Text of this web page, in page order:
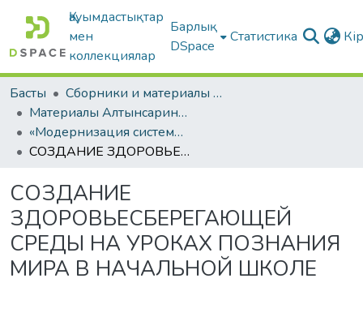
Қауымдастықтар
мен
коллекциялар
Барлық
DSpace
Статистика
Басты
Сборники и материалы конференций
Материалы Алтынсаринских педагогических чтений
«Модернизация системы образования как основа устойчивого развития казахстанского общества»
СОЗДАНИЕ ЗДОРОВЬЕСБЕРЕГАЮЩЕЙ СРЕДЫ НА УРОКАХ ПОЗНАНИЯ МИРА В НАЧАЛЬНОЙ ШКОЛЕ
СОЗДАНИЕ
ЗДОРОВЬЕСБЕРЕГАЮЩЕЙ
СРЕДЫ НА УРОКАХ ПОЗНАНИЯ
МИРА В НАЧАЛЬНОЙ ШКОЛЕ